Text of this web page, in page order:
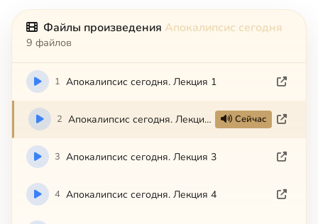
Файлы произведения Апокалипсис сегодня
9 файлов
1 Апокалипсис сегодня. Лекция 1
2 Апокалипсис сегодня. Лекция 2 Сейчас
3 Апокалипсис сегодня. Лекция 3
4 Апокалипсис сегодня. Лекция 4